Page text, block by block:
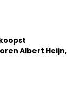
Albert Heijn,